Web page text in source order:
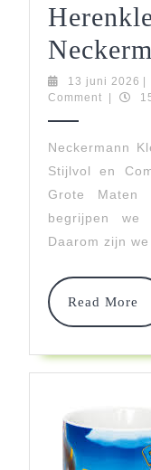
13 juni 2026 13
|
Comment
|
Neckermann
Stijlvol en
Grote Maten
begrijpen
Daarom zijn
Read More